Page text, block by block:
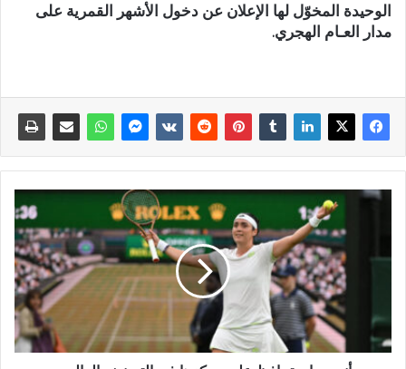
الوحيدة المخوّل لها الإعلان عن دخول الأشهر القمرية على
مدار العـام الهجري.